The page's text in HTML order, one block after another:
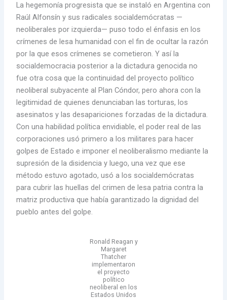
La hegemonía progresista que se instaló en Argentina con
Raúl Alfonsín y sus radicales socialdemócratas —
neoliberales por izquierda— puso todo el énfasis en los
crímenes de lesa humanidad con el fin de ocultar la razón
por la que esos crímenes se cometieron. Y así la
socialdemocracia posterior a la dictadura genocida no
fue otra cosa que la continuidad del proyecto político
neoliberal subyacente al Plan Cóndor, pero ahora con la
legitimidad de quienes denunciaban las torturas, los
asesinatos y las desapariciones forzadas de la dictadura.
Con una habilidad política envidiable, el poder real de las
corporaciones usó primero a los militares para hacer
golpes de Estado e imponer el neoliberalismo mediante la
supresión de la disidencia y luego, una vez que ese
método estuvo agotado, usó a los socialdemócratas
para cubrir las huellas del crimen de lesa patria contra la
matriz productiva que había garantizado la dignidad del
pueblo antes del golpe.
Ronald Reagan y
Margaret
Thatcher
implementaron
el proyecto
político
neoliberal en los
Estados Unidos